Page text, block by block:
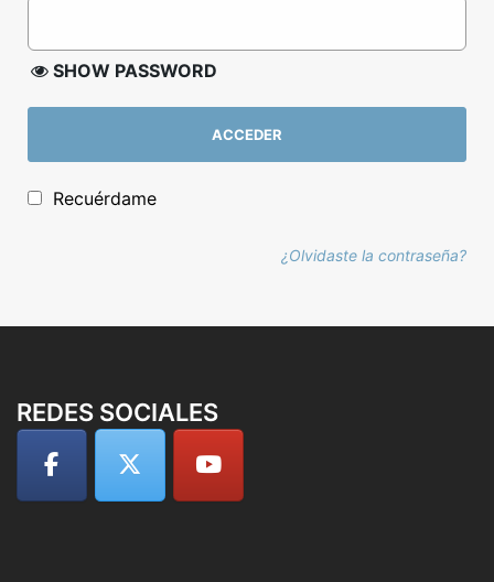
SHOW PASSWORD
ACCEDER
Recuérdame
¿Olvidaste la contraseña?
REDES SOCIALES